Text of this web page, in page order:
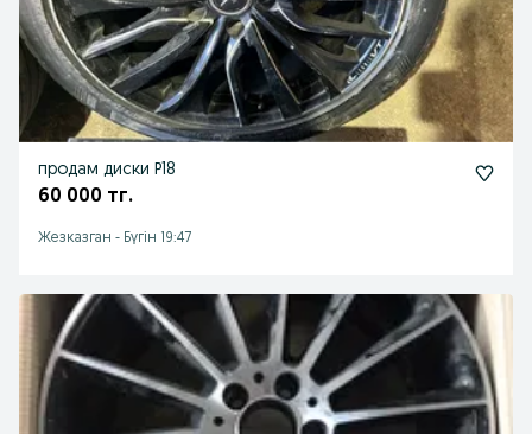
продам диски Р18
60 000 тг.
Жезказган - Бүгін 19:47